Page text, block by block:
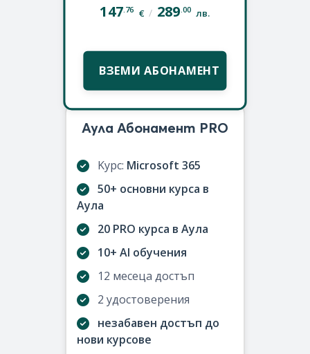
147 .76 € / 289 .00 лв.
ВЗЕМИ АБОНАМЕНТ
Аула Абонамент PRO
Kурс: Microsoft 365
50+ основни курса в
Аула
20 PRO курса в Аула
10+ AI обучения
12 месеца достъп
2 удостоверения
незабавен достъп до
нови курсове